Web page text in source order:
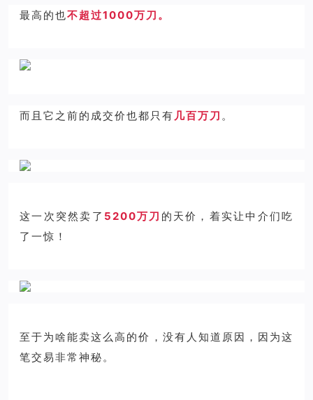
最高的也不超过1000万刀。
而且它之前的成交价也都只有几百万刀 。
这一次突然卖了 5200万刀 的天价，着实让中介们吃
了一惊！
至于为啥能卖这么高的价，没有人知道原因，因为这
笔交易非常神秘。